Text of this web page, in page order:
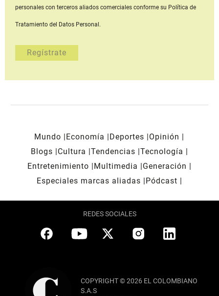
personales con terceros aliados comerciales conforme su Política de
Tratamiento del Datos Personal.
Mundo Economía Deportes
Opinión
Blogs
Cultura Tendencias Tecnología
Entretenimiento
Multimedia
Generación
Especiales marcas aliadas
Pódcast
REDES SOCIALES
COPYRIGHT © 2026 EL COLOMBIANO
S.A.S